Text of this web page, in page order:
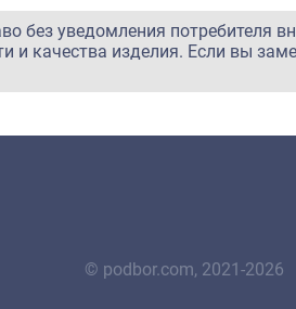
без уведомления потребителя
и качества изделия. Если вы
© podbor.com, 2021-2026